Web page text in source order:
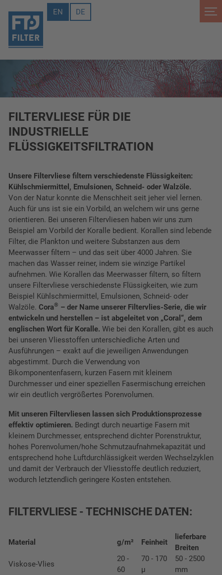
DE
EN
FILTERVLIESE FÜR DIE
INDUSTRIELLE
FLÜSSIGKEITSFILTRATION
Unsere Filtervliese filtern verschiedenste Flüssigkeiten:
Kühlschmiermittel, Emulsionen, Schneid- oder Walzöle.
Von der Natur konnte die Menschheit seit jeher viel lernen.
Auch für uns ist sie ein Vorbild, an welchem wir uns gerne
orientieren. Bei unseren Filtervliesen haben wir uns zum
Beispiel am Vorbild der Koralle bedient. Korallen sind lebende
Filter, die Plankton und weitere Substanzen aus dem
Meerwasser filtern – und das seit über 4000 Jahren. Sie
machen das Wasser reiner, indem sie winzige Partikel
aufnehmen. Wie Korallen das Meerwasser filtern, so filtern
unsere Filtervliese verschiedenste Flüssigkeiten, wie zum
Beispiel Kühlschmiermittel, Emulsionen, Schneid- oder
Walzöle. Cora® – der Name unserer Filtervlies-Serie, die wir
entwickeln und herstellen – ist abgeleitet von „Coral“, dem
englischen Wort für Koralle. Wie bei den Korallen, gibt es auch
bei unseren Vliesstoffen unterschiedliche Arten und
Ausführungen – exakt auf die jeweiligen Anwendungen
abgestimmt. Durch die Verwendung von
Bikomponentenfasern, kurzen Fasern mit kleinem
Durchmesser und einer speziellen Fasermischung erreichen
wir ein deutlich vergrößertes Porenvolumen.
Mit unseren Filtervliesen lassen sich Produktionsprozesse
effektiv optimieren. Bedingt durch neuartige Fasern mit
kleinem Durchmesser, entsprechend dichter Porenstruktur,
hohes Porenvolumen/hohe Schmutzaufnahmekapazität und
entsprechend hohe Luftdurchlässigkeit werden Wechselzyklen
und damit der Verbrauch der Vliesstoffe deutlich reduziert,
wodurch letztendlich geringere Kosten entstehen.
FILTERVLIESE - TECHNISCHE DATEN:
Material g/m² Feinheit
lieferbare
Breiten
Viskose-Vlies
20 -
60
70 - 170
µ
50 - 2500
mm